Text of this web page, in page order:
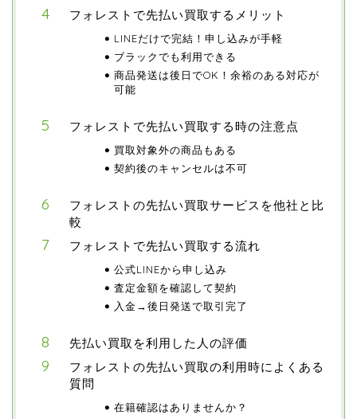
フォレストで先払い買取するメリット
LINEだけで完結！申し込みが手軽
ブラックでも利用できる
商品発送は後日でOK！余裕のある対応が
可能
フォレストで先払い買取する時の注意点
買取対象外の商品もある
契約後のキャンセルは不可
フォレストの先払い買取サービスを他社と比
較
フォレストで先払い買取する流れ
公式LINEから申し込み
査定金額を確認して契約
入金→後日発送で取引完了
先払い買取を利用した人の評価
フォレストの先払い買取の利用時によくある
質問
在籍確認はありませんか？